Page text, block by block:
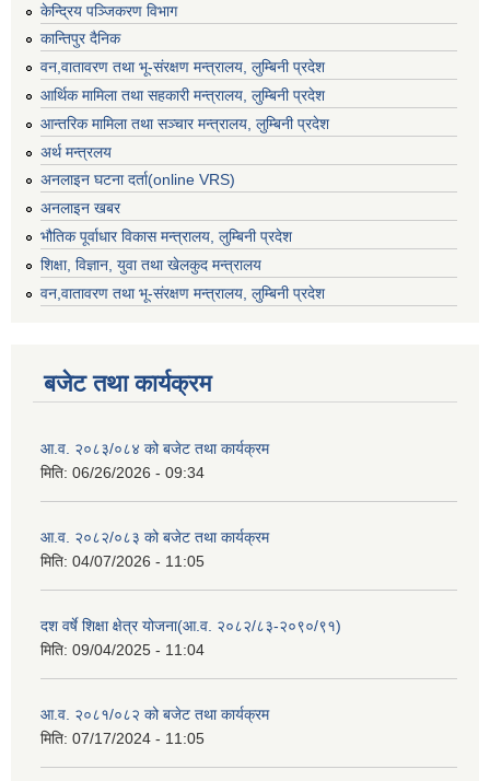
केन्द्रिय पञ्जिकरण विभाग
कान्तिपुर दैनिक
वन,वातावरण तथा भू-संरक्षण मन्त्रालय, लुम्बिनी प्रदेश
आर्थिक मामिला तथा सहकारी मन्त्रालय, लुम्बिनी प्रदेश
आन्तरिक मामिला तथा सञ्चार मन्त्रालय, लुम्बिनी प्रदेश
अर्थ मन्त्रलय
अनलाइन घटना दर्ता(online VRS)
अनलाइन खबर
भौतिक पूर्वाधार विकास मन्त्रालय, लुम्बिनी प्रदेश
शिक्षा, विज्ञान, युवा तथा खेलकुद मन्‍‍त्रालय
वन,वातावरण तथा भू-संरक्षण मन्त्रालय, लुम्बिनी प्रदेश
बजेट तथा कार्यक्रम
आ.व. २०८३/०८४ को बजेट तथा कार्यक्रम
मिति: 06/26/2026 - 09:34
आ.व. २०८२/०८३ को बजेट तथा कार्यक्रम
मिति: 04/07/2026 - 11:05
दश वर्षे शिक्षा क्षेत्र योजना(आ.व. २०८२/८३-२०९०/९१)
मिति: 09/04/2025 - 11:04
आ.व. २०८१/०८२ को बजेट तथा कार्यक्रम
मिति: 07/17/2024 - 11:05